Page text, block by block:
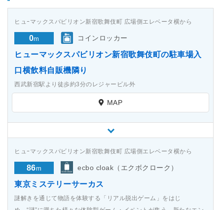
ヒュｰマックスパビリオン新宿歌舞伎町 広場側エレベータ横から
0m コインロッカー
ヒューマックスパビリオン新宿歌舞伎町の駐車場入
口横飲料自販機隣り
西武新宿駅より徒歩約3分のレジャービル外
MAP
ヒュｰマックスパビリオン新宿歌舞伎町 広場側エレベータ横から
86m ecbo cloak（エクボクローク）
東京ミステリーサーカス
謎解きを通じて物語を体験する「リアル脱出ゲーム」をはじ